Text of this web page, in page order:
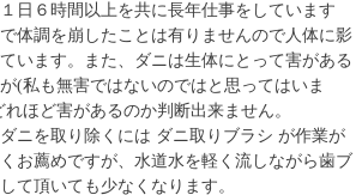
日６時間以上を共に長年仕事をしています
体調を崩したことは有りませんので人体に影
います。また、ダニは生体にとって害がある
(私も無害ではないのではと思ってはいま
ほど害があるのか判断出来ません。
ニを取り除くには ダニ取りブラシ が作業が
お薦めですが、水道水を軽く流しながら歯ブ
て頂いても少なくなります。